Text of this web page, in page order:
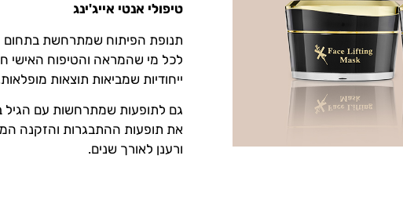
טיפולי אנטי אייג'ינג
תנופת הפיתוח שמתרחשת
לכל מי שהמראה והטיפוח האישי
ייחודיות שמביאות תוצאות
גם לתופעות שמתרחשות עם הגיל
את תופעות ההתבגרות והזקנה
ורענן לאורך שנים.